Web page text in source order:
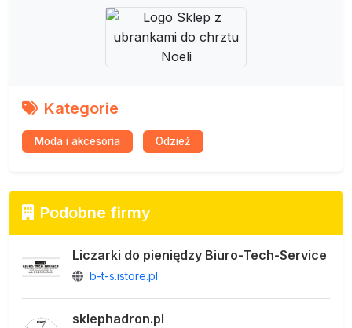
Kategorie
Moda i akcesoria Odzież
Podobne firmy
Liczarki do pieniędzy Biuro-Tech-Service
b-t-s.istore.pl
sklephadron.pl